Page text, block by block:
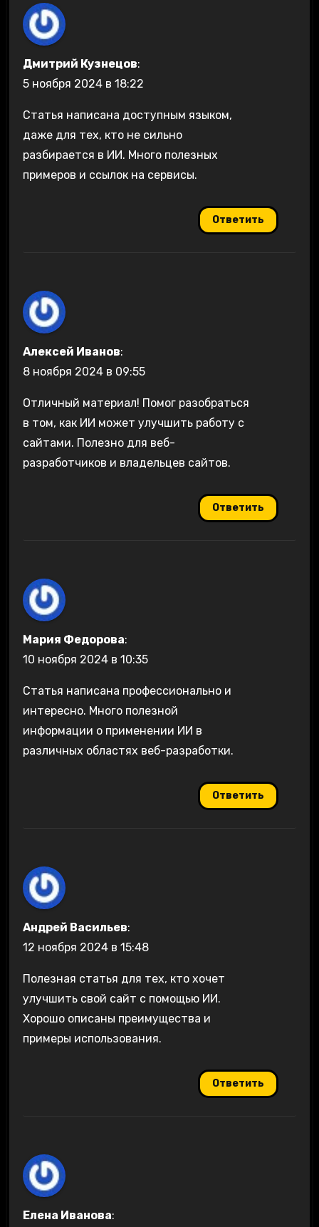
Дмитрий Кузнецов:
5 ноября 2024 в 18:22
Статья написана доступным языком,
даже для тех, кто не сильно
разбирается в ИИ. Много полезных
примеров и ссылок на сервисы.
Ответить
Алексей Иванов:
8 ноября 2024 в 09:55
Отличный материал! Помог разобраться
в том, как ИИ может улучшить работу с
сайтами. Полезно для веб-
разработчиков и владельцев сайтов.
Ответить
Мария Федорова:
10 ноября 2024 в 10:35
Статья написана профессионально и
интересно. Много полезной
информации о применении ИИ в
различных областях веб-разработки.
Ответить
Андрей Васильев:
12 ноября 2024 в 15:48
Полезная статья для тех, кто хочет
улучшить свой сайт с помощью ИИ.
Хорошо описаны преимущества и
примеры использования.
Ответить
Елена Иванова: